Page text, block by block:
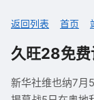
返回列表 首页
久旺28免费
新华社维也纳7月